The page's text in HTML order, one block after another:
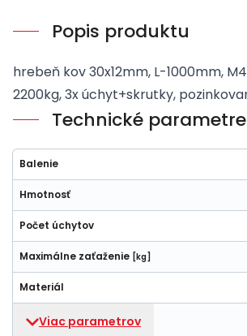
Popis produktu
hrebeň kov 30x12mm, L-1000mm,
2200kg, 3x úchyt+skrutky,
Technické parametre
Balenie
Hmotnosť
Počet úchytov
Maximálne zaťaženie [kg]
Materiál
Viac parametrov